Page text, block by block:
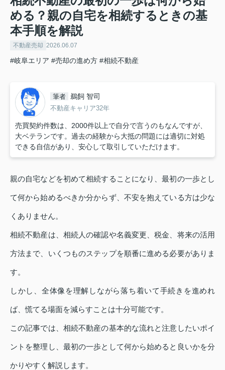
める？親の自宅を相続するときの基
本手順を解説
不動産売却 2026.06.07
#岐阜エリア #売却の進め方 #相続不動産
筆者 鵜飼 智司
不動産キャリア32年
売買契約件数は、2000件以上で自分で言うのもなんですが、
大ベテランです。過去の経験から大抵の問題には適切に対処
できる自信があり、安心して取引していただけます。
親の自宅などを初めて相続することになり、最初の一歩とし
て何から始めるべきか分からず、不安を抱えている方は少な
くありません。
相続不動産は、相続人の確認や名義変更、税金、将来の活用
方法まで、いくつものステップを順番に進める必要がありま
す。
しかし、全体像を理解しながら落ち着いて手続きを進めれ
ば、慌てる場面を減らすことは十分可能です。
この記事では、相続不動産の基本的な流れと注意したいポイ
ントを整理し、最初の一歩として何から始めると良いかを分
かりやすく解説します。